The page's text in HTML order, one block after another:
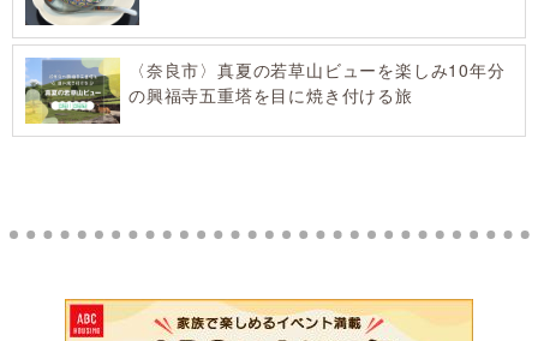
〈奈良市〉真夏の若草山ビューを楽しみ10年分
の興福寺五重塔を目に焼き付ける旅